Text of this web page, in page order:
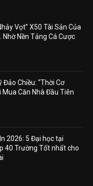
Vọt” X50 Tài Sản Của
Nhờ Nền Tảng Cá Cược
Đảo Chiều: “Thời Cơ
Mua Căn Nhà Đầu Tiên
2026: 5 Đại học tại
40 Trường Tốt nhất cho